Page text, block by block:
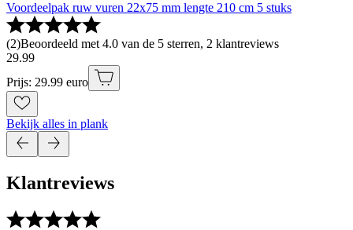
Voordeelpak ruw vuren 22x75 mm lengte 210 cm 5 stuks
(2)Beoordeeld met 4.0 van de 5 sterren, 2 klantreviews
29.99
Prijs: 29.99 euro
Bekijk alles in plank
Klantreviews